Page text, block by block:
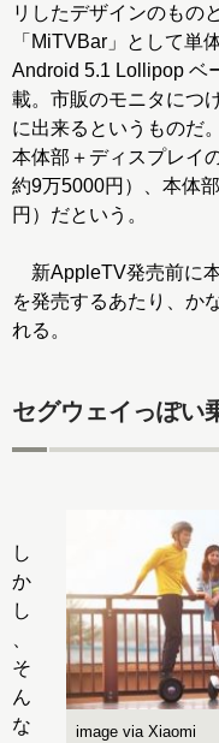
リしたデザインのもの
「MiTVBar」として単
Android 5.1 Lollipop ベ
載。市販のモニタにつ
に出来るというものだ
本体部＋ディスプレイ
約9万5000円）、本体
円）だという。
新AppleTV発売前に
を発売するあたり、か
れる。
セグウェイっぽい
image via Xiaomi
し
か
し
そ
ん
な